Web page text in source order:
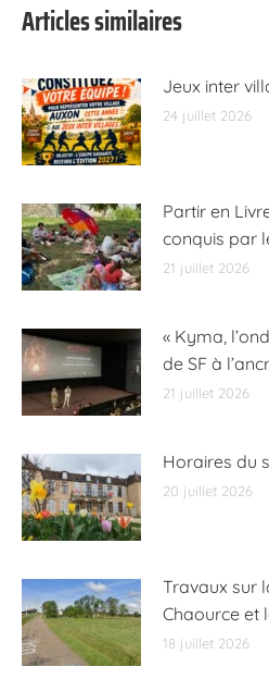
Articles similaires
Jeux inter
24 juillet 2026
Partir en
conquis par
21 juillet 2026
« Kyma,
de SF à
21 juillet 2026
Horaires du
20 juillet 2026
Travaux sur
Chaource et
18 juillet 2026